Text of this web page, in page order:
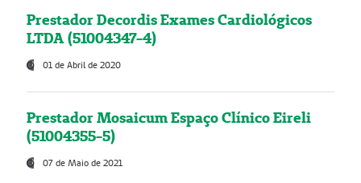
Prestador Decordis Exames Cardiológicos
LTDA (51004347-4)
01 de Abril de 2020
Prestador Mosaicum Espaço Clínico Eireli
(51004355-5)
07 de Maio de 2021